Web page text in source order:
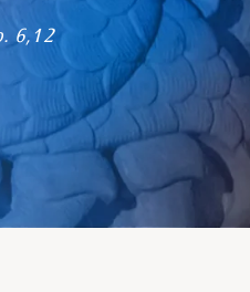
6,12